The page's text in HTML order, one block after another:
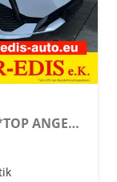
Hybrid 145 GT e-DCS6 *Pano*360*TOP ANGEBOT